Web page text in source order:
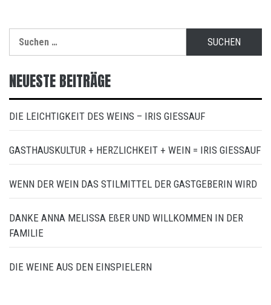
nach:
NEUESTE BEITRÄGE
DIE LEICHTIGKEIT DES WEINS – IRIS GIESSAUF
GASTHAUSKULTUR + HERZLICHKEIT + WEIN = IRIS GIESSAUF
WENN DER WEIN DAS STILMITTEL DER GASTGEBERIN WIRD
DANKE ANNA MELISSA EßER UND WILLKOMMEN IN DER
FAMILIE
DIE WEINE AUS DEN EINSPIELERN